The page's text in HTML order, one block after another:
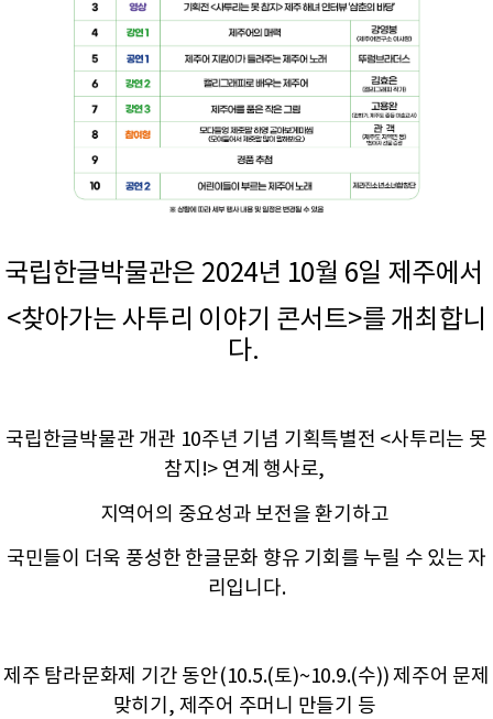
국립한글박물관은 2024년 10월 6일 제주에서
<찾아가는 사투리 이야기 콘서트>를 개최합니
다.
국립한글박물관 개관 10주년 기념 기획특별전 <사투리는 못
참지!> 연계 행사로,
지역어의 중요성과 보전을 환기하고
국민들이 더욱 풍성한 한글문화 향유 기회를 누릴 수 있는 자
리입니다.
제주 탐라문화제 기간 동안(10.5.(토)~10.9.(수)) 제주어 문제
맞히기, 제주어 주머니 만들기 등